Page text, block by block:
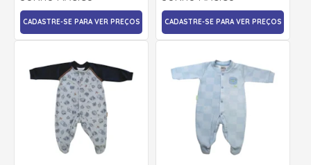
CADASTRE-SE PARA VER PREÇOS CADASTRE-SE PARA VER PREÇOS